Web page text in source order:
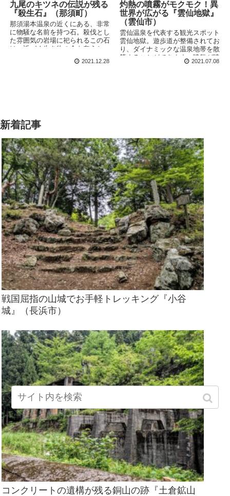
九尾のキツネの伝説が残る
『殺生石』（那須町）
那須湯本温泉の近くにある、非常
に物騒な名前を持つ石。殺伐とし
た雰囲気の岩場に祀られるこの石
は、近づく生き物の命を奪うとい
われてきました。九尾の狐という
大妖怪にまつわる伝説が残されて
2021.12.28
灼熱の噴霧がモクモク！異
世界が広がる『雲仙地獄』
（雲仙市）
雲仙温泉を代表する観光スポット
雲仙地獄。遊歩道が整備されてお
り、ダイナミックな温泉地帯を散
策することができます。噴気が噴
き出す迫力のある地獄から、ちょ
2021.07.08
新着記事
戦国屈指の山城でお手軽トレッキング『小谷
城』（長浜市）
コンクリートの遺構が残る銅山の跡『土倉鉱山